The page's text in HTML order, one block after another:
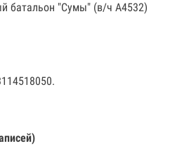
батальон "Сумы" (в/ч А4532)